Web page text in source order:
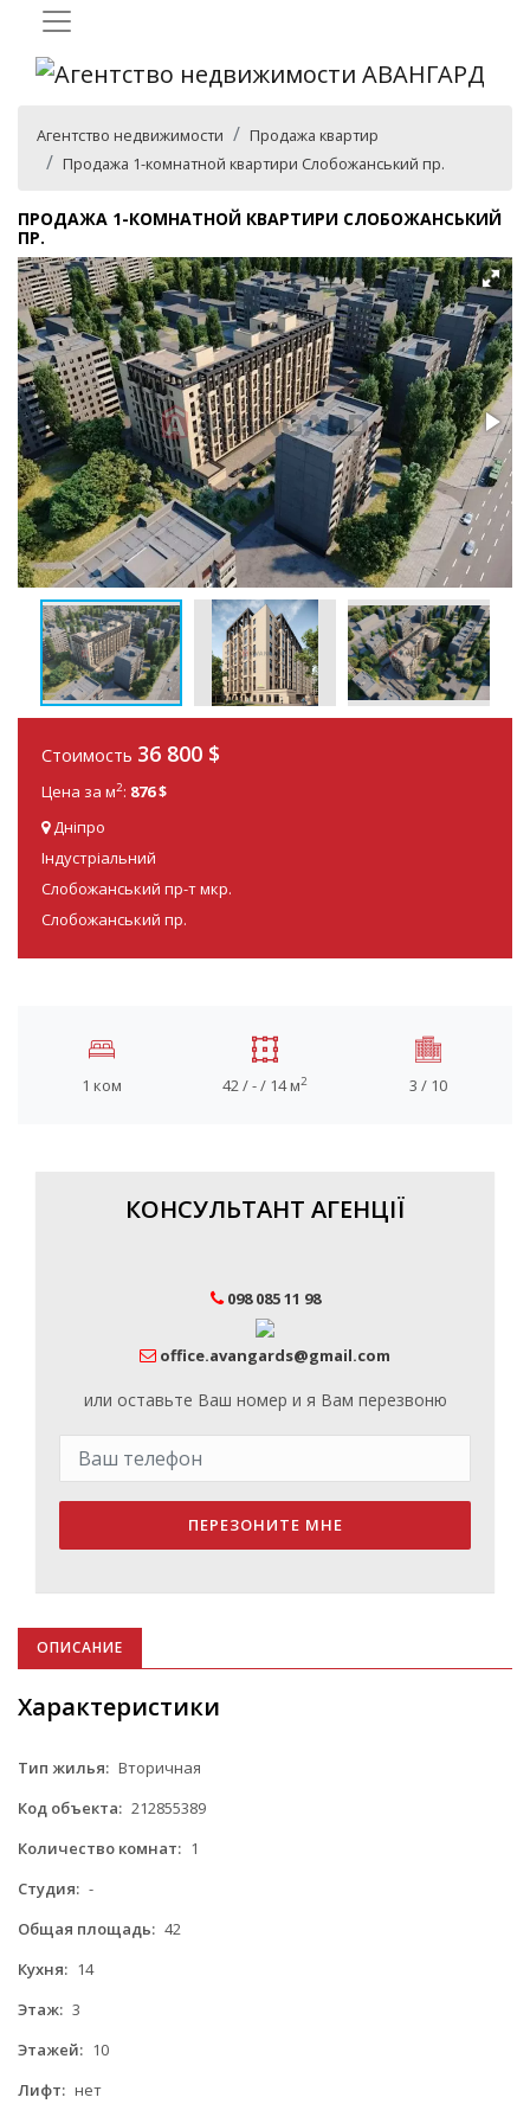
Агентство недвижимости
Продажа квартир
Продажа 1-комнатной квартири Слобожанський пр.
ПРОДАЖА 1-КОМНАТНОЙ КВАРТИРИ СЛОБОЖАНСЬКИЙ
ПР.
Стоимость 36 800 $
Цена за м2: 876 $
Дніпро
Індустріальний
Слобожанський пр-т мкр.
Слобожанський пр.
1 ком 42 / - / 14 м2 3 / 10
КОНСУЛЬТАНТ АГЕНЦІЇ
098 085 11 98
office.avangards@gmail.com
или оставьте Ваш номер и я Вам перезвоню
ПЕРЕЗОНИТЕ МНЕ
ОПИСАНИЕ
Характеристики
Тип жилья: Вторичная
Код объекта: 212855389
Количество комнат: 1
Студия: -
Общая площадь: 42
Кухня: 14
Этаж: 3
Этажей: 10
Лифт: нет